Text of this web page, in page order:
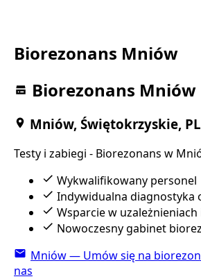
Biorezonans Mniów
Biorezonans Mniów
Mniów, Świętokrzyskie, PL
Testy i zabiegi - Biorezonans w
Wykwalifikowany personel
Indywidualna diagnostyka
Wsparcie w
Nowoczesny gabinet
Mniów — Umów się na
nas